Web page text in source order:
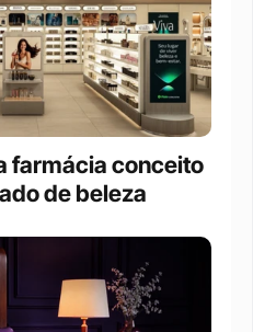
farmácia conceito
de beleza